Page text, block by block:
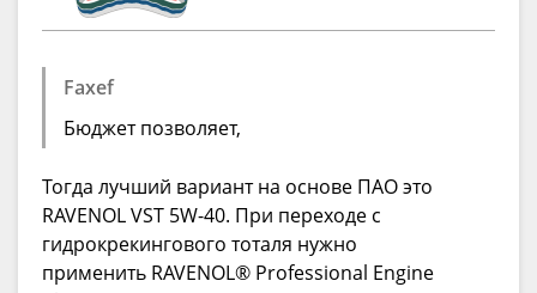
Faxef
Бюджет позволяет,
Тогда лучший вариант на основе ПАО это
RAVENOL VST 5W-40. При переходе с
гидрокрекингового тоталя нужно
применить RAVENOL® Professional Engine